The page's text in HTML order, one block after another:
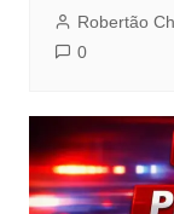
Robertão
0